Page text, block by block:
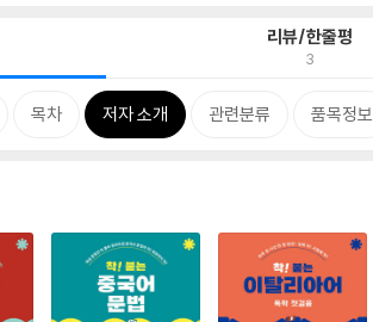
리뷰/한줄평
3
목차 저자 소개 관련분류 품목정보